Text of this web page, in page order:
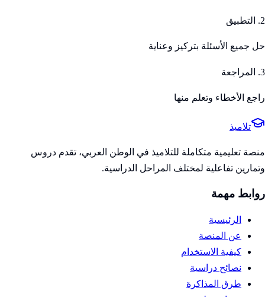
2. التطبيق
حل جميع الأسئلة بتركيز وعناية
3. المراجعة
راجع الأخطاء وتعلم منها
تلاميذ
منصة تعليمية متكاملة للتلاميذ في الوطن العربي، تقدم دروس
وتمارين تفاعلية لمختلف المراحل الدراسية.
روابط مهمة
الرئيسية
عن المنصة
كيفية الاستخدام
نصائح دراسية
طرق المذاكرة